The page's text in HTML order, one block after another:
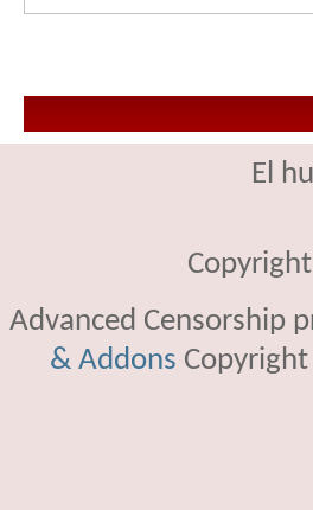
El
Advanced Censorship
& Addons